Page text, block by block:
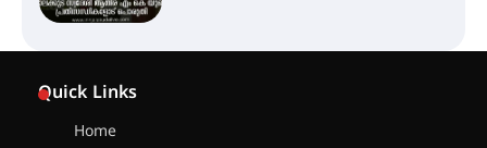
Quick Links
Home